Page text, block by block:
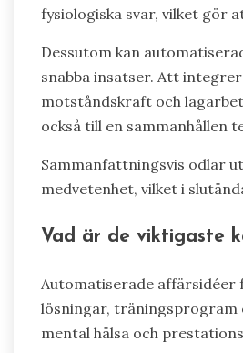
fysiologiska svar, vilket gör
Dessutom kan
snabba insatser. Att
motståndskraft och
också till en sammanhållen
Sammanfattningsvis odlar
medvetenhet, vilket i
Vad är de viktigaste
Automatiserade
lösningar, träningsprogram
mental hälsa och